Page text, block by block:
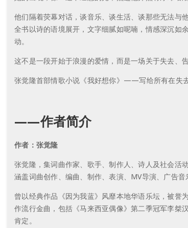
他们隔着荧幕对话，谈音乐、谈生活、谈那些无法与
全书以诗的语境展开，文字细腻如呢喃，情感深沉
动。
这不是一段开始于浪漫的爱情，而是一场关于失去、
张觉隆首部情歌小说《我好想你》——写给所有在失
——作者简介
作者：张觉隆
张觉隆，集词曲作家、歌手、制作人、诗人及社会活
涵盖词曲创作、编曲、制作、表演、MV导演、广告
曾以经典作品《因为我蓝》风靡本地华语乐坛，被誉
作流行金曲，包括《马来西亚偶像》第二季冠军李桀
肯定。